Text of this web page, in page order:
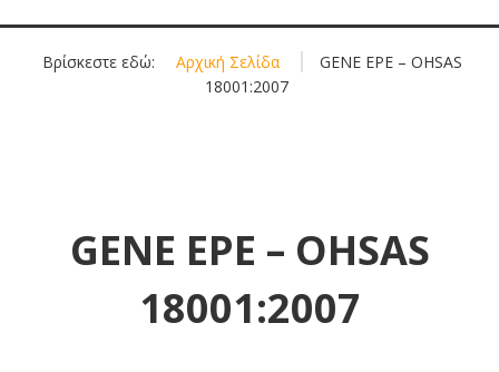
Βρίσκεστε εδώ: Αρχική Σελίδα
GENE EPE – OHSAS
18001:2007
GENE EPE – OHSAS
18001:2007